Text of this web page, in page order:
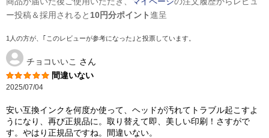
ー投稿＆採用されると 10円分ポイント進呈
1人の方が、｢このレビューが参考になった｣と投票しています。
チョコいいこ さん
間違いない
2025/07/04
安い互換インクを何度か使って、ヘッドが汚れてトラブル起こすよ
うになり、再び正規品に。取り替えて即、美しい印刷！さすがで
す。やはり正規品ですね。間違いない。